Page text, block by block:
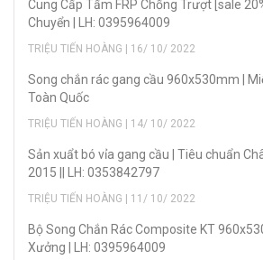
Cung Cấp Tấm FRP Chống Trượt [sale
Chuyển | LH: 0395964009
TRIỆU TIẾN HOÀNG | 16/ 10/ 2022
Song chắn rác gang cầu 960x530mm |
Toàn Quốc
TRIỆU TIẾN HOÀNG | 14/ 10/ 2022
Sản xuẩt bó vỉa gang cầu | Tiêu chuẩn
2015 || LH: 0353842797
TRIỆU TIẾN HOÀNG | 11/ 10/ 2022
Bộ Song Chắn Rác Composite KT
Xưởng | LH: 0395964009